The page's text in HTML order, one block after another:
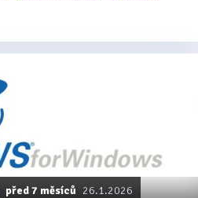
před 7 měsíců 26.1.2026